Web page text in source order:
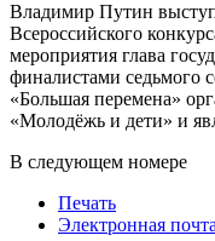
Владимир Путин
Всероссийского
мероприятия глава
финалистами седьмого
«Большая перемена»
«Молодёжь и дети» и
В следующем номере
Печать
Электронная почта